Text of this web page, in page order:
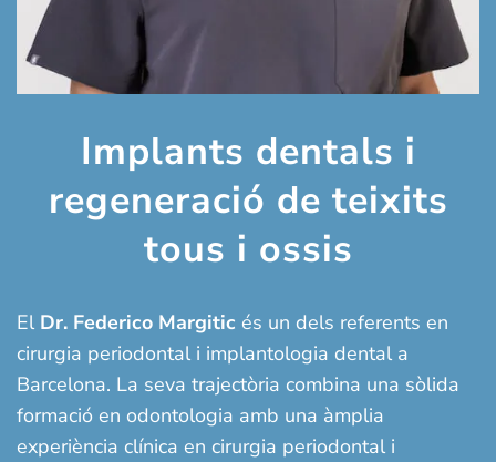
Implants dentals i
regeneració de teixits
tous i ossis
El Dr. Federico Margitic és un dels referents en
cirurgia periodontal i implantologia dental a
Barcelona. La seva trajectòria combina una sòlida
formació en odontologia amb una àmplia
experiència clínica en cirurgia periodontal i